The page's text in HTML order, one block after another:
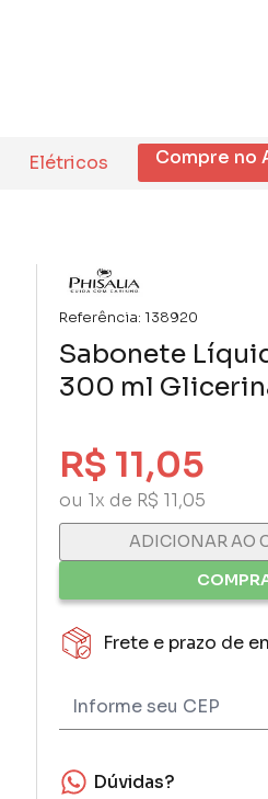
Elétricos Compre no
Referência: 138920
Sabonete
300 ml
R$ 11,05
ou 1x de R$ 11,05
ADICIONAR AO
Frete e prazo de
Dúvidas?